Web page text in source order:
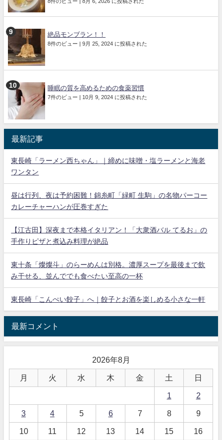
絶品モンブラン！！
8件のビュー | 9月 25, 2024 に投稿された
睡眠の質を高めるための食薬習慣
7件のビュー | 10月 9, 2024 に投稿された
最新記事
東長崎「ラーメン西ちゃん」｜締めに味噌・塩ラーメンと海老
ワンタン
昼は行列、夜は予約困難！錦糸町「緑町 生駒」の名物パーコー
カレーチャーハンが圧巻すぎた
【江古田】深夜まで本格イタリアン！「大衆酒バル てるお」の
手作りピザと煮込み料理が絶品
東十条「燦燦斗」のらーめんは別格。濃厚スープを最後まで飲
み干せる、並んででも食べたい至高の一杯
東長崎「こんぺい餃子」へ｜餃子とお酒を楽しめる小さな一軒
最新コメント
2026年8月
月 火 水 木 金 土 日
1 2
3 4 5 6 7 8 9
10 11 12 13 14 15 16